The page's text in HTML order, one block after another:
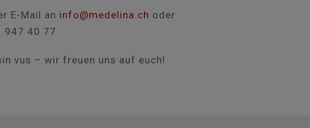
E-Mail an info@medelina.ch oder
947 40 77
vus – wir freuen uns auf euch!